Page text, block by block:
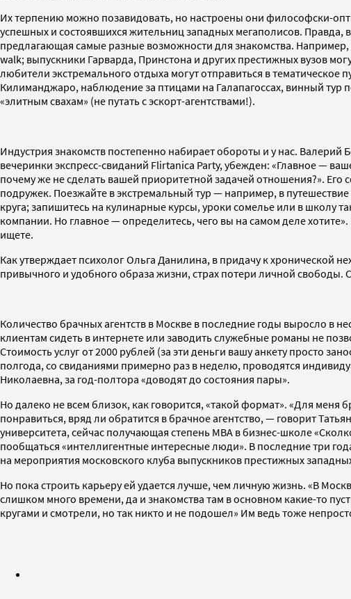
Их терпению можно позавидовать, но настроены они философски-
успешных и состоявшихся жительниц западных мегаполисов.
предлагающая самые разные возможности для знакомства.
walk; выпускники Гарварда, Принстона и других престижных вузов
любители экстремального отдыха могут отправиться в
Килиманджаро, наблюдение за птицами на Галапагоссах, винный тур
«элитным свахам» (не путать с эскорт-агентствами!).
Индустрия знакомств постепенно набирает обороты и у нас.
вечеринки экспресс-свиданий Flirtanica Party, убежден: «Главное —
почему же не сделать вашей приоритетной задачей отношения?».
подружек. Поезжайте в экстремальный тур — например, в
круга; запишитесь на кулинарные курсы, уроки сомелье или в школу
компании. Но главное — определитесь, чего вы на самом деле
ищете.
Как утверждает психолог Ольга Данилина, в придачу к хронической
привычного и удобного образа жизни, страх потери личной свободы.
Количество брачных агентств в Москве в последние годы выросло в
клиентам сидеть в интернете или заводить служебные романы не
Стоимость услуг от 2000 рублей (за эти деньги вашу анкету просто
полгода, со свиданиями примерно раз в неделю, проводятся
Николаевна, за год-полтора «доводят до состояния пары».
Но далеко не всем близок, как говорится, «такой формат». «Для
понравиться, вряд ли обратится в брачное агентство, — говорит
университета, сейчас получающая степень МВА в бизнес-школе
пообщаться «интеллигентные интересные люди». В последние три
на мероприятия московского клуба выпускников престижных
Но пока строить карьеру ей удается лучше, чем личную жизнь. «В
слишком много времени, да и знакомства там в основном какие-то
кругами и смотрели, но так никто и не подошел» Им ведь тоже